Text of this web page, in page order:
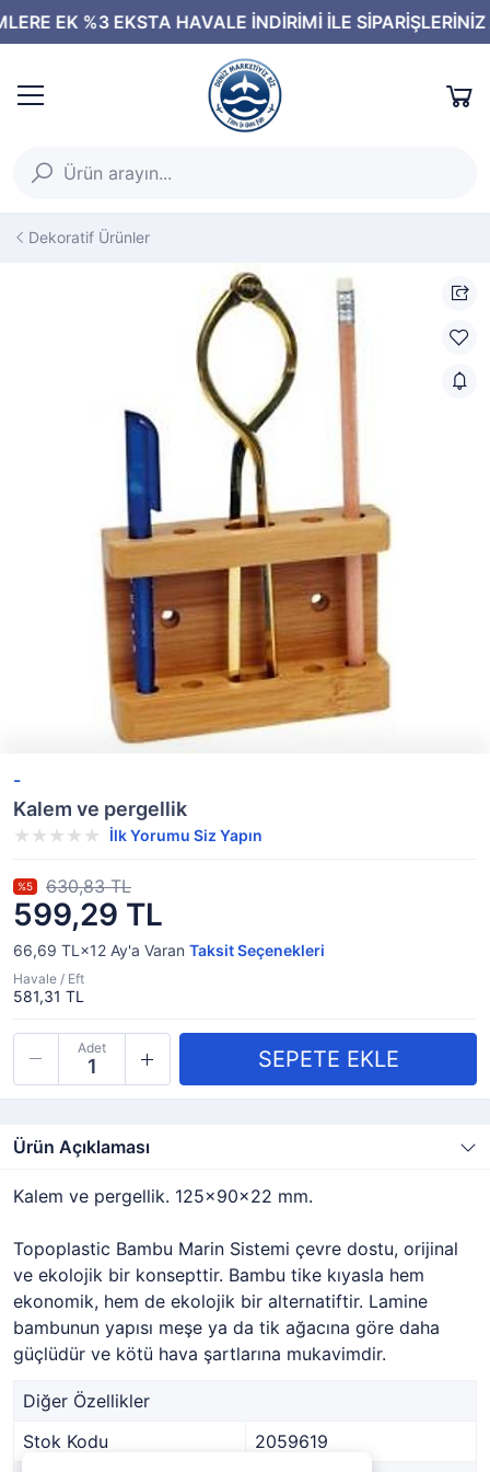
Dekoratif Ürünler
-
Kalem ve pergellik
İlk Yorumu Siz Yapın
599,29 TL
%5 630,83 TL
66,69 TL×12 Ay'a Varan Taksit Seçenekleri
Havale / Eft
581,31 TL
Adet
Ürün Açıklaması
Kalem ve pergellik. 125x90x22 mm.
Topoplastic Bambu Marin Sistemi çevre dostu, orijinal
ve ekolojik bir konsepttir. Bambu tike kıyasla hem
ekonomik, hem de ekolojik bir alternatiftir. Lamine
bambunun yapısı meşe ya da tik ağacına göre daha
güçlüdür ve kötü hava şartlarına mukavimdir.
Diğer Özellikler
Stok Kodu
2059619